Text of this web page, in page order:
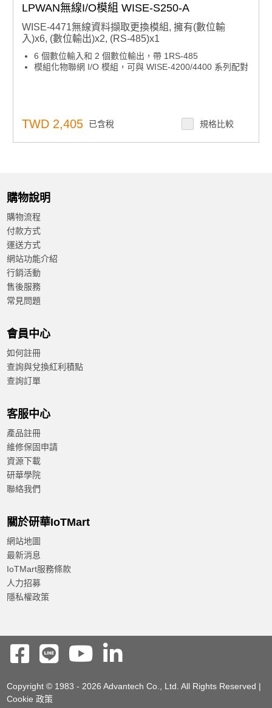
LPWAN無線I/O模組 WISE-S250-A
WISE-4471無線資料擷取更換模組, 擁有(數位輸
入)x6, (數位輸出)x2, (RS-485)x1
6 個數位輸入和 2 個數位輸出，帶 1RS-485
模組化物聯網 I/O 模組，可與 WISE-4200/4400 系列配對
TWD 2,405 已含稅 規格比較
購物說明
購物流程
付款方式
運送方式
網站功能介紹
行銷活動
售後服務
常見問題
會員中心
如何註冊
查詢與兌換紅利積點
查詢訂單
客服中心
產品註冊
維修保固申請
資源下載
研華學院
聯絡我們
關於研華IoTMart
網站地圖
最新消息
IoTMart服務條款
人力招募
隱私權政策
Copyright © 1983 - 2026 Advantech Co., Ltd. All Rights Reserved |
Cookie 政策